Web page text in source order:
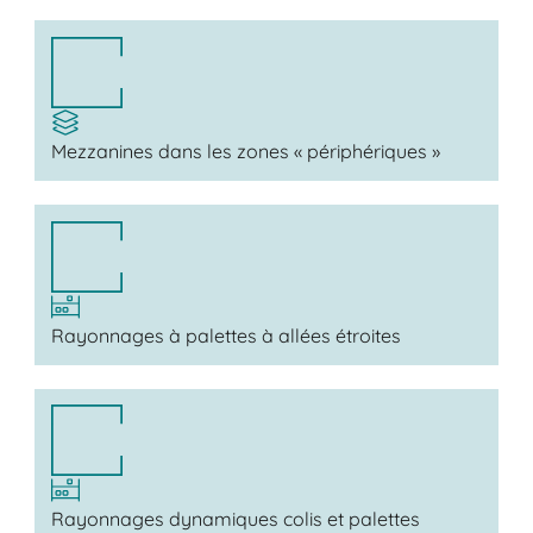
Mezzanines dans les zones « périphériques »
Rayonnages à palettes à allées étroites
Rayonnages dynamiques colis et palettes